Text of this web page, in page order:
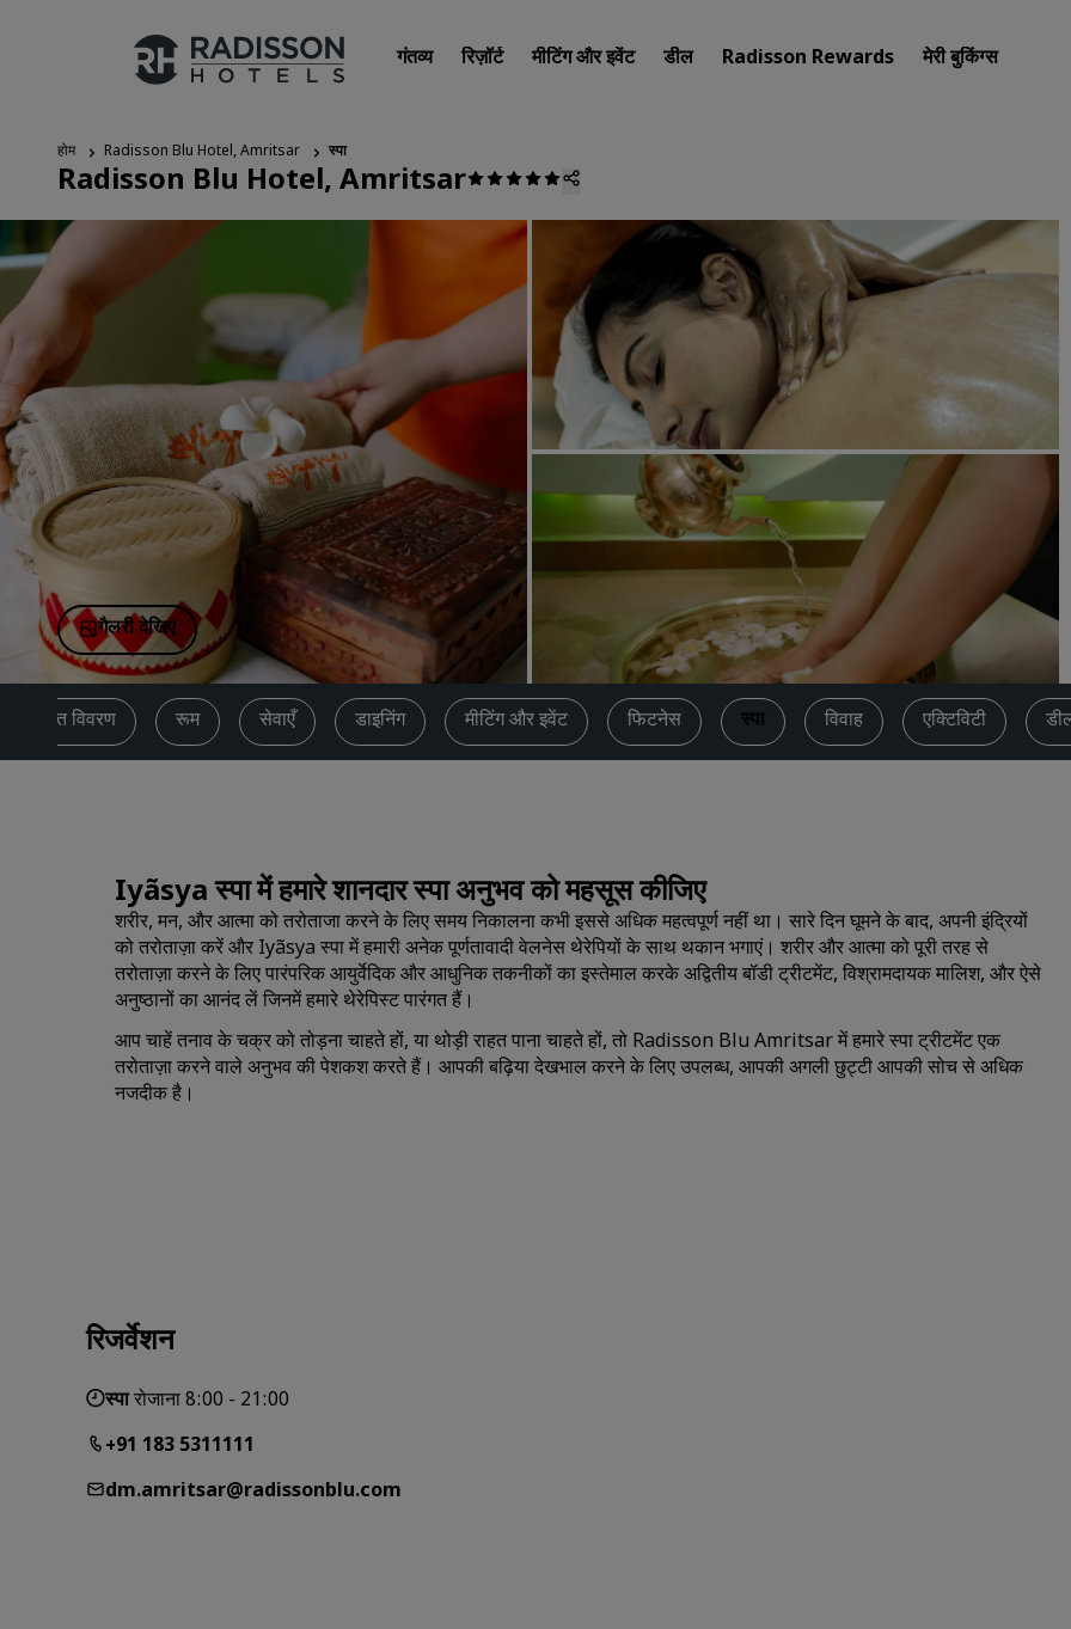
गंतव्य रिज़ॉर्ट मीटिंग और इवेंट डील Radisson Rewards मेरी बुकिंग्स
हमारे ब्रांड
चीन में संबद्ध ब्रांड
गंतव्य
रिज़ॉर्ट
सर्विस्ड अपार्टमेंट
एयरपोर्ट होटल
नए और जल्दी शुरू होने वाले होटल
मीटिंग और इवेंट
Radisson Meetings की खोज
मीटिंग की जगह बुक करें
कोट का अनुरोध करें
इवेंट के डेस्टिनेशन
उद्योगों के लिए समाधान
फ्लाइट्स खोजें
फ्लाइट्स खोजें
डिजिटल सेवाएं
Radisson Hotels ऐप
होम Radisson Blu Hotel, Amritsar स्पा
Radisson Blu Hotel, Amritsar
गैलरी देखिए
संक्षिप्त विवरण रूम सेवाएँ डाइनिंग मीटिंग और इवेंट फिटनेस स्पा विवाह एक्टिविटी
Iyãsya स्पा में हमारे शानदार स्पा अनुभव को महसूस कीजिए
शरीर, मन, और आत्मा को तरोताजा करने के लिए समय निकालना कभी इससे अधिक महत्वपूर्ण नहीं था। सारे दिन घूमने के बाद, अपनी इंद्रियों
को तरोताज़ा करें और Iyãsya स्पा में हमारी अनेक पूर्णतावादी वेलनेस थेरेपियों के साथ थकान भगाएं। शरीर और आत्मा को पूरी तरह से
तरोताज़ा करने के लिए पारंपरिक आयुर्वेदिक और आधुनिक तकनीकों का इस्तेमाल करके अद्वितीय बॉडी ट्रीटमेंट, विश्रामदायक मालिश, और ऐसे
अनुष्ठानों का आनंद लें जिनमें हमारे थेरेपिस्ट पारंगत हैं।
आप चाहें तनाव के चक्र को तोड़ना चाहते हों, या थोड़ी राहत पाना चाहते हों, तो Radisson Blu Amritsar में हमारे स्पा ट्रीटमेंट एक
तरोताज़ा करने वाले अनुभव की पेशकश करते हैं। आपकी बढ़िया देखभाल करने के लिए उपलब्ध, आपकी अगली छुट्टी आपकी सोच से अधिक
नजदीक है।
रिजर्वेशन
स्पारोजाना 8:00 - 21:00
+91 183 5311111
dm.amritsar@radissonblu.com